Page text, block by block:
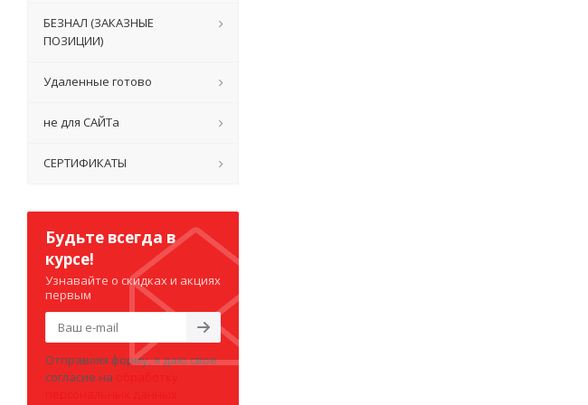
БЕЗНАЛ (ЗАКАЗНЫЕ
ПОЗИЦИИ)
Удаленные готово
не для САЙТа
СЕРТИФИКАТЫ
Будьте всегда в
курсе!
Узнавайте о скидках и акциях
первым
Отправляя форму, я даю свое
согласие на